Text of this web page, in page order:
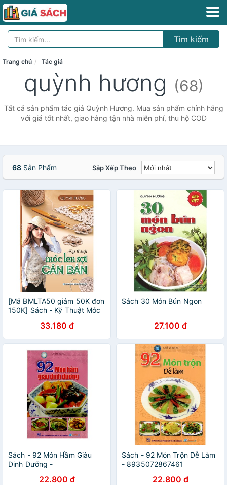
Tìm kiếm
Trang chủ Tác giả
quỳnh hương (68)
Tất cả sản phẩm tác giả Quỳnh Hương. Mua sản phẩm chính hãng
với giá tốt nhất, giao hàng tận nhà miễn phí, thu hộ COD
68 Sản Phẩm Sắp Xếp Theo
[Mã BMLTA50 giảm 50K đơn
150K] Sách - Kỹ Thuật Móc
33.180 đ
Sách 30 Món Bún Ngon
27.100 đ
Sách - 92 Món Hầm Giàu
Dinh Dưỡng -
22.800 đ
Sách - 92 Món Trộn Dễ Làm
- 8935072867461
22.800 đ